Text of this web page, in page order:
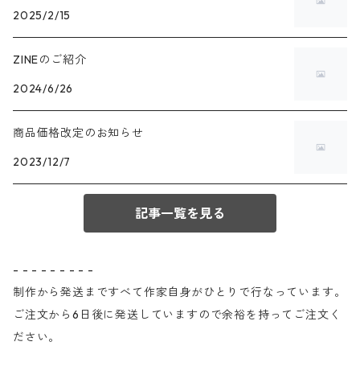
2025/2/15
ZINEのご紹介
2024/6/26
商品価格改定のお知らせ
2023/12/7
記事一覧を見る
- - - - - - - - -
制作から発送まですべて作家自身がひとりで行なっています。
ご注文から6日後に発送していますので余裕を持ってご注文く
ださい。